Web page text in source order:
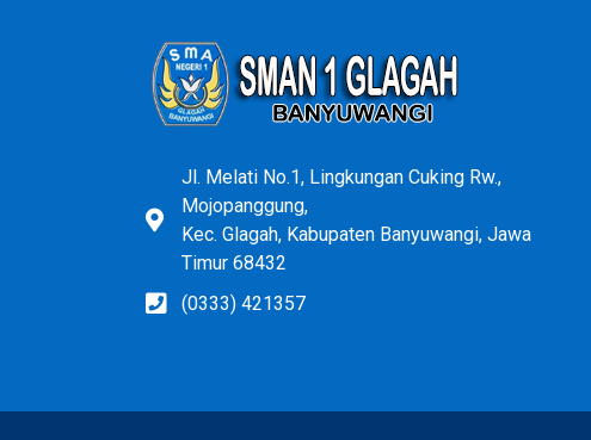
Jl. Melati No.1, Lingkungan Cuking Rw.,
Mojopanggung,
Kec. Glagah, Kabupaten Banyuwangi, Jawa
Timur 68432
(0333) 421357